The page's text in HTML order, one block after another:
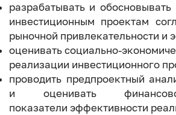
разрабатывать и
инвестиционным проектам
рыночной привлекательности и
оценивать социально-
реализации инвестиционного
проводить предпроектный
и оценивать финансово-
показатели эффективности